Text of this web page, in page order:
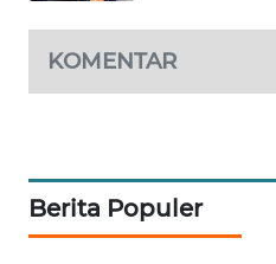
KOMENTAR
Berita Populer
WAHANA
INFRASTRUKTUR
WAHANA